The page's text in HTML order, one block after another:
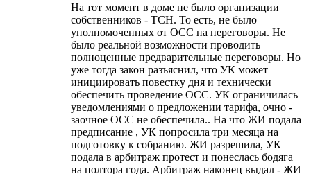
На тот момент в доме не было организации
собственников - ТСН. То есть, не было
уполномоченных от ОСС на переговоры. Не
было реальной возможности проводить
полноценные предварительные переговоры. Но
уже тогда закон разъяснил, что УК может
инициировать повестку дня и технически
обеспечить проведение ОСС. УК ограничилась
уведомлениями о предложении тарифа, очно -
заочное ОСС не обеспечила.. На что ЖИ подала
предписание , УК попросила три месяца на
подготовку к собранию. ЖИ разрешила, УК
подала в арбитраж протест и понеслась бодяга
на полтора года. Арбитраж наконец выдал - ЖИ